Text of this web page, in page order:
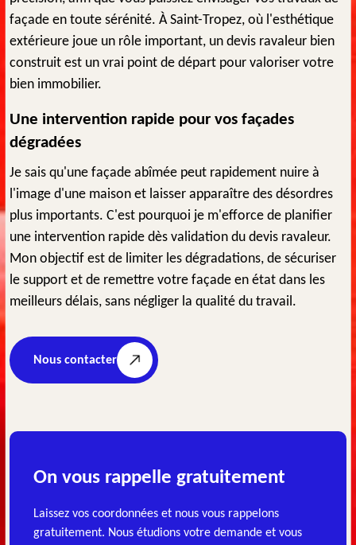
façade en toute sérénité. À Saint-Tropez, où l'esthétique
extérieure joue un rôle important, un devis ravaleur bien
construit est un vrai point de départ pour valoriser votre
bien immobilier.
Une intervention rapide pour vos façades
dégradées
Je sais qu'une façade abîmée peut rapidement nuire à
l'image d'une maison et laisser apparaître des désordres
plus importants. C'est pourquoi je m'efforce de planifier
une intervention rapide dès validation du devis ravaleur.
Mon objectif est de limiter les dégradations, de sécuriser
le support et de remettre votre façade en état dans les
meilleurs délais, sans négliger la qualité du travail.
Nous contacter
On vous rappelle gratuitement
Laissez vos coordonnées et nous vous rappelons
gratuitement. Nous étudions votre demande et vous